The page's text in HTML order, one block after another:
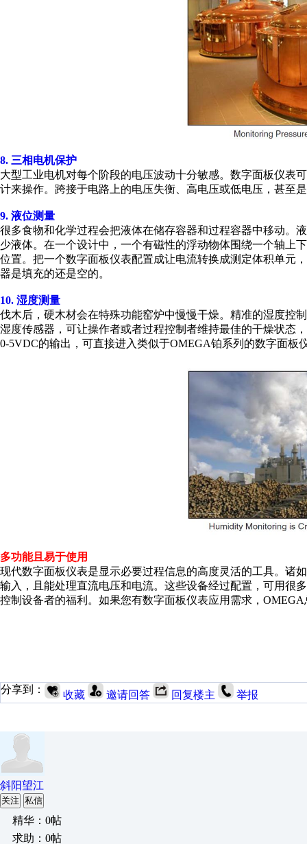
8. 三相电机保护
大型工业电机对每个阶段的电压波动十分敏感。数字面板仪表
计来操作。跨接于电路上的电压失衡、高电压或低电压，甚至
9. 液位测量
很多食物和化学过程会把液体在储存容器和过程容器中移动。
少液体。在一个设计中，一个有磁性的浮动物体围绕一个轴上
位置。把一个数字面板仪表配置成让电流转换成测定体积单元
器是填充的还是空的。
10. 湿度测量
伐木后，硬木材会在特殊功能窑炉中慢慢干燥。精准的湿度控
湿度传感器，可让操作者或者过程控制者维持最佳的干燥状态
0-5VDC的输出，可直接进入类似于OMEGA铂系列的数字面板
多功能且易于使用
现代数字面板仪表是显示必要过程信息的高度灵活的工具。诸
输入，且能处理直流电压和电流。这些设备经过配置，可用很
控制设备者的福利。如果您有数字面板仪表应用需求，
分享到： 收藏 邀请回答 回复楼主 举报
斜阳望江
关注 私信
精华：0帖
求助：0帖